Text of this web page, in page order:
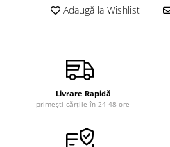
Psihologie practică
Seria Masaru Emoto
Inspiraţie divină
Vindecare spirituală
Adaugă la Wishlist
Livrare Rapidă
primești cărțile în 24-48 ore